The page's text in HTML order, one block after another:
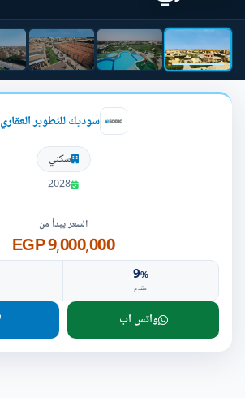
سوديك للتطوير العقاري
سكني
2028
السعر يبدأ من
9,000,000 EGP
9%
مقدم
واتس اب